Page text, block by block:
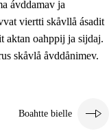
ávddamav ja
viertti skåvllå ásadit
aktan oahppij ja sijdaj.
skåvlå åvddånimev.
Boahtte bielle